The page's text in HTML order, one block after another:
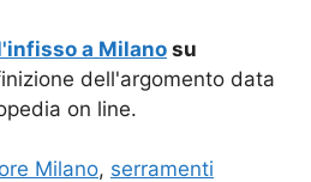
a Milano su
dell'argomento data
on line.
Milano, serramenti